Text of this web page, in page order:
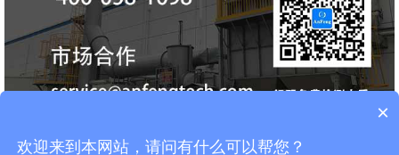
×
欢迎来到本网站，请问有什么可以帮您？